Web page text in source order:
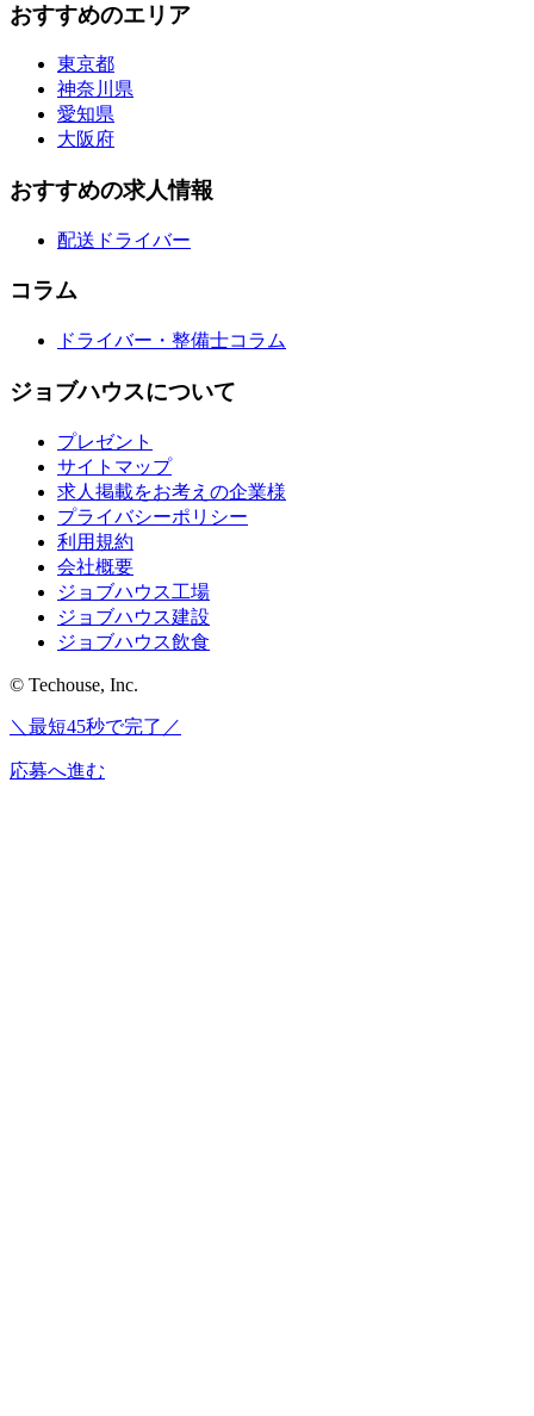
おすすめのエリア
東京都
神奈川県
愛知県
大阪府
おすすめの求人情報
配送ドライバー
コラム
ドライバー・整備士コラム
ジョブハウスについて
プレゼント
サイトマップ
求人掲載をお考えの企業様
プライバシーポリシー
利用規約
会社概要
ジョブハウス工場
ジョブハウス建設
ジョブハウス飲食
© Techouse, Inc.
＼最短45秒で完了／
応募へ進む